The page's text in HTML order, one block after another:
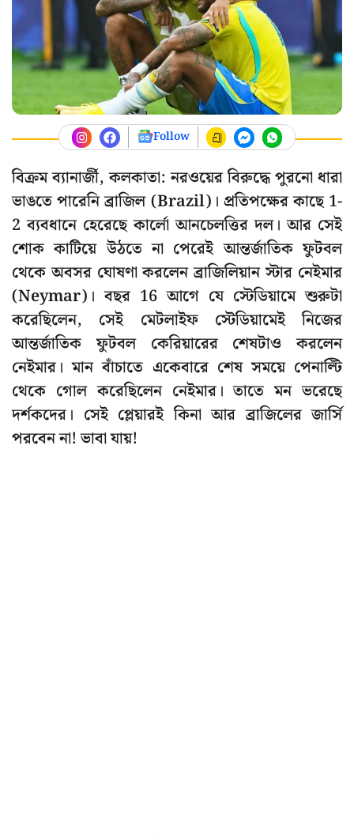
Follow
বিক্রম ব্যানার্জী, কলকাতা: নরওয়ের বিরুদ্ধে পুরনো ধারা
ভাঙতে পারেনি ব্রাজিল (Brazil)। প্রতিপক্ষের কাছে 1-
2 ব্যবধানে হেরেছে কার্লো আনচেলত্তির দল। আর সেই
শোক কাটিয়ে উঠতে না পেরেই আন্তর্জাতিক ফুটবল
থেকে অবসর ঘোষণা করলেন ব্রাজিলিয়ান স্টার নেইমার
(Neymar)। বছর 16 আগে যে স্টেডিয়ামে শুরুটা
করেছিলেন, সেই মেটলাইফ স্টেডিয়ামেই নিজের
আন্তর্জাতিক ফুটবল কেরিয়ারের শেষটাও করলেন
নেইমার। মান বাঁচাতে একেবারে শেষ সময়ে পেনাল্টি
থেকে গোল করেছিলেন নেইমার। তাতে মন ভরেছে
দর্শকদের। সেই প্লেয়ারই কিনা আর ব্রাজিলের জার্সি
পরবেন না! ভাবা যায়!